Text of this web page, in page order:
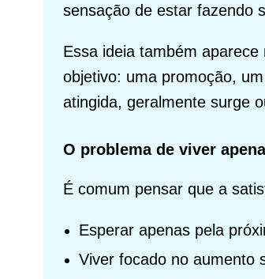
sensação de estar fazendo
Essa ideia também
objetivo: uma promoção,
atingida, geralmente surge
O problema de viver
É comum pensar que a
Esperar apenas pela
Viver focado no aumento